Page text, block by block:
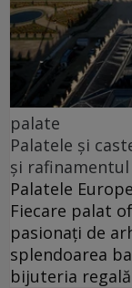
palate
Palatele și
și
Palatele
Fiecare palat
pasionați de
splendoarea
bijuteria